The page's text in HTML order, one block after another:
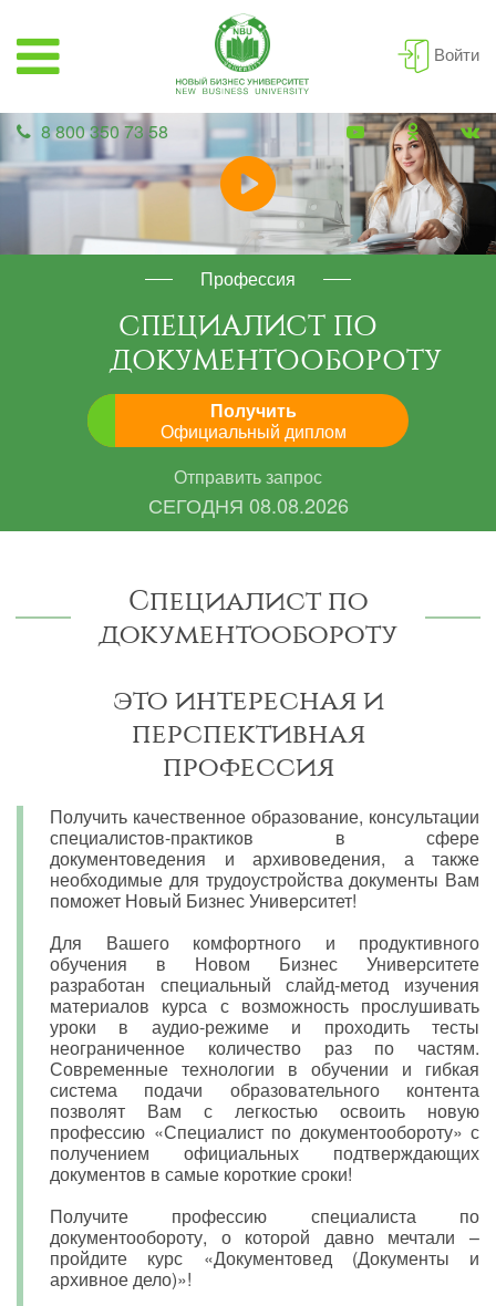
Войти
8 800 350 73 58
Профессия
СПЕЦИАЛИСТ ПО
ДОКУМЕНТООБОРОТУ
Получить
Официальный диплом
Отправить запрос
СЕГОДНЯ 08.08.2026
Специалист по
документообороту
это интересная и
перспективная
профессия
Получить качественное образование, консультации
специалистов-практиков в сфере
документоведения и архивоведения, а также
необходимые для трудоустройства документы Вам
поможет Новый Бизнес Университет!
Для Вашего комфортного и продуктивного
обучения в Новом Бизнес Университете
разработан специальный слайд-метод изучения
материалов курса с возможность прослушивать
уроки в аудио-режиме и проходить тесты
неограниченное количество раз по частям.
Современные технологии в обучении и гибкая
система подачи образовательного контента
позволят Вам с легкостью освоить новую
профессию «Специалист по документообороту» с
получением официальных подтверждающих
документов в самые короткие сроки!
Получите профессию специалиста по
документообороту, о которой давно мечтали –
пройдите курс «Документовед (Документы и
архивное дело)»!